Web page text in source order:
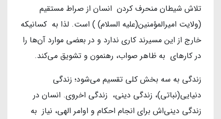
تلاش شیطان منحرف کردن انسان از صراط مستقیم
(ولایت امیرالمؤمنین(علیه السلام) ) است. لذا به کسانیکه
خارج از این مسیرند کاری ندارد و در بعضی موارد آن‌ها را
در کارهای به ظاهر صواب، رهنمون و تشویق می‌کند.
زندگی به سه بخش کلی تقسیم می‌شود؛ زندگی
دنیایی(نباتی)، زندگی دینی، زندگی اخروی. انسان در
زندگی دینی‌اش برای انجام احکام و اوامر الهی، نیاز به